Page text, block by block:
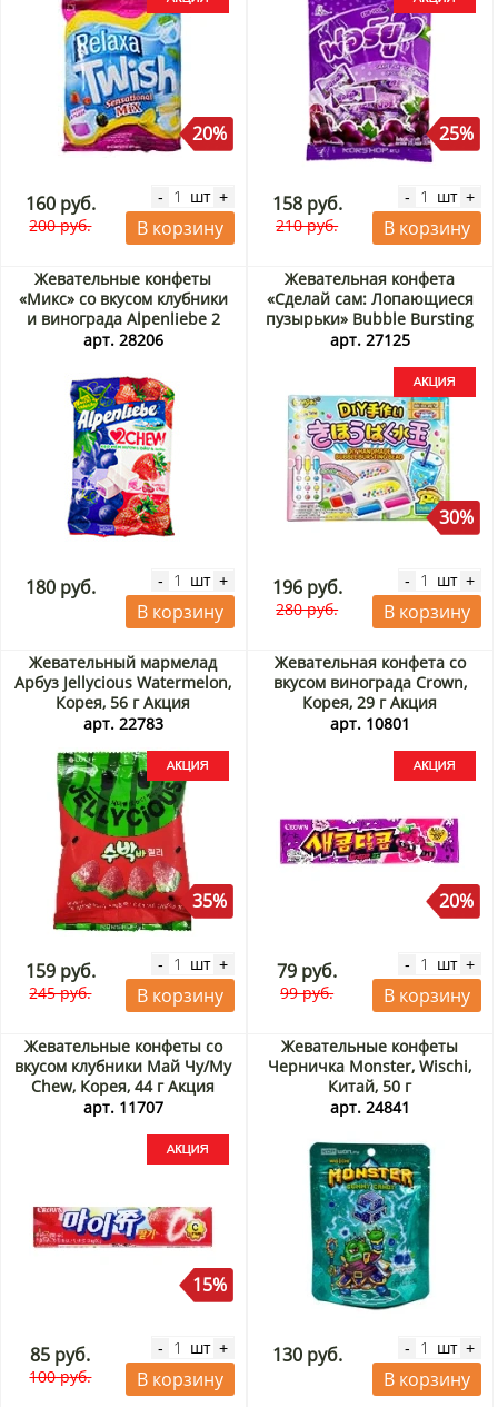
20%
160 руб.
200 руб.
- шт +
В корзину
25%
158 руб.
210 руб.
- шт +
В корзину
Жевательные конфеты
«Микс» со вкусом клубники
и винограда Alpenliebe 2
Chew, Вьетнам, 84 г
арт. 28206
180 руб. - шт +
В корзину
Жевательная конфета
«Сделай сам: Лопающиеся
пузырьки» Bubble Bursting
Bead Guandong Lefen,
арт. 27125
30%
196 руб.
280 руб.
- шт +
В корзину
Жевательный мармелад
Арбуз Jellycious Watermelon,
Корея, 56 г Акция
арт. 22783
35%
159 руб.
245 руб.
- шт +
В корзину
Жевательная конфета со
вкусом винограда Crown,
Корея, 29 г Акция
арт. 10801
20%
79 руб.
99 руб.
- шт +
В корзину
Жевательные конфеты со
вкусом клубники Май Чу/My
Chew, Корея, 44 г Акция
арт. 11707
15%
85 руб.
100 руб.
- шт +
В корзину
Жевательные конфеты
Черничка Monster, Wischi,
Китай, 50 г
арт. 24841
130 руб. - шт +
В корзину